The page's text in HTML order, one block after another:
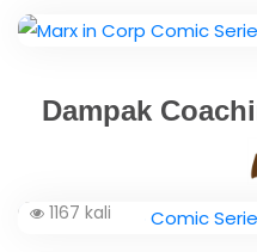
Dampak
1167 kali